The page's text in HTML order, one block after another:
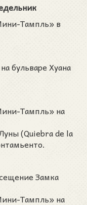
Тампль» в
бульваре Хуана
Тампль» на
(Quiebra de la
Замка
Тампль» на